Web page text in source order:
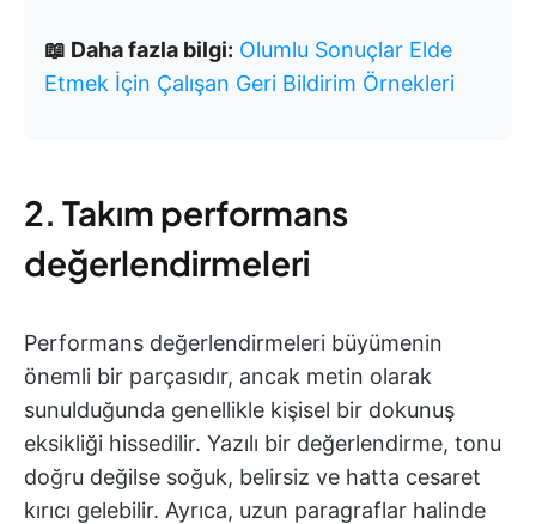
📖 Daha fazla bilgi: Olumlu Sonuçlar Elde
Etmek İçin Çalışan Geri Bildirim Örnekleri
2. Takım performans
değerlendirmeleri
Performans değerlendirmeleri büyümenin
önemli bir parçasıdır, ancak metin olarak
sunulduğunda genellikle kişisel bir dokunuş
eksikliği hissedilir. Yazılı bir değerlendirme, tonu
doğru değilse soğuk, belirsiz ve hatta cesaret
kırıcı gelebilir. Ayrıca, uzun paragraflar halinde